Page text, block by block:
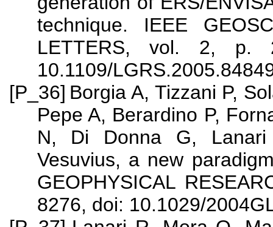
technique. IEEE
LETTERS, vol. 2, p.
10.1109/
[P_36] Borgia A, Tizzani P,
Pepe A, Berardino P,
N, Di Donna G, Lanari
Vesuvius, a new
GEOPHYSICAL
8276, doi: 10.1029/